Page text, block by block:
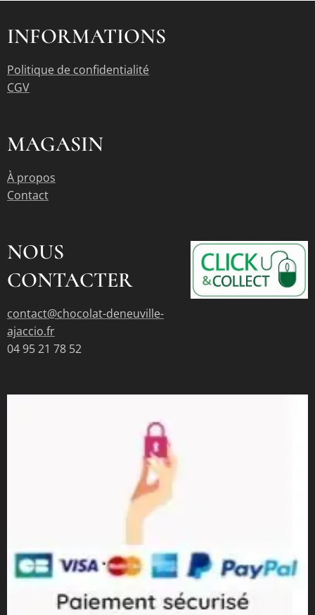
INFORMATIONS
Politique de confidentialité
CGV
MAGASIN
À propos
Contact
NOUS
CONTACTER
contact@chocolat-deneuville-
ajaccio.fr
04 95 21 78 52